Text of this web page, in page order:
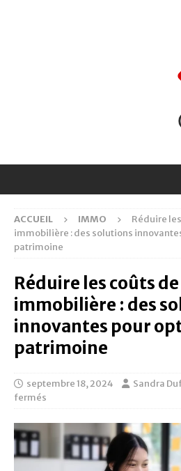
ACCUEIL IMMO
Réduire
immobilière : des solutions
patrimoine
Réduire les coûts
immobilière : des
innovantes pour
patrimoine
septembre 18, 2024 Sandra
fermés